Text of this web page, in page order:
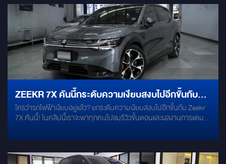
ZEEKR 7X คันนี้กระดับความเงียบสงบไปอีกขั้นกับ
การแดมป์เก็บเสียงรอบคัน
ใครว่ารถไฟฟ้าเงียบอยู่แล้ว? ยกระดับความเงียบสงบไปอีกขั้นกับ Zeekr
7X คันนี้! ในคลิปนี้เราจะพาทุกคนไปชมรีวิวขั้นตอนและผลงานการแดมป์
ความเงียบภายในห้องโดยสารมากเป็นพิเศษ เราเลยจัดเต็มระบบด้วยแผ่น
พรีเมียม ช่วยซับเสียงและลดการสั่นสะเทือนได้อย่างดีเยี่ยม!